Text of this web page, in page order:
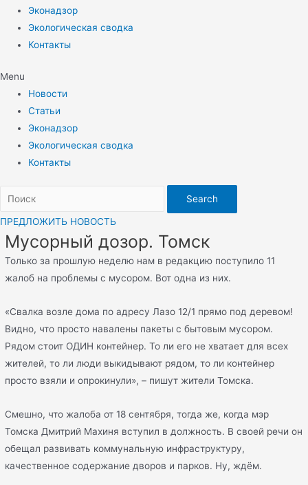
Эконадзор
Экологическая сводка
Контакты
Menu
Новости
Статьи
Эконадзор
Экологическая сводка
Контакты
Search
ПРЕДЛОЖИТЬ НОВОСТЬ
Мусорный дозор. Томск
Только за прошлую неделю нам в редакцию поступило 11
жалоб на проблемы с мусором. Вот одна из них.
«Свалка возле дома по адресу Лазо 12/1 прямо под деревом!
Видно, что просто навалены пакеты с бытовым мусором.
Рядом стоит ОДИН контейнер. То ли его не хватает для всех
жителей, то ли люди выкидывают рядом, то ли контейнер
просто взяли и опрокинули», – пишут жители Томска.
Смешно, что жалоба от 18 сентября, тогда же, когда мэр
Томска Дмитрий Махиня вступил в должность. В своей речи он
обещал развивать коммунальную инфраструктуру,
качественное содержание дворов и парков. Ну, ждём.